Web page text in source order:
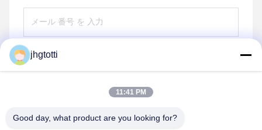
送信する
jhgtotti
11:41 PM
Good day, what product are you looking for?